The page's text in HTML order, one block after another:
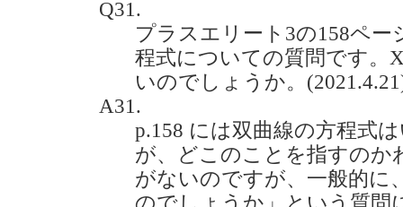
Q31.
プラスエリート3の158ペ
程式についての質問です。
いのでしょうか。
A31.
p.158 には双曲線の方程式
が、どこのことを指すのか
がないのですが、一般的に